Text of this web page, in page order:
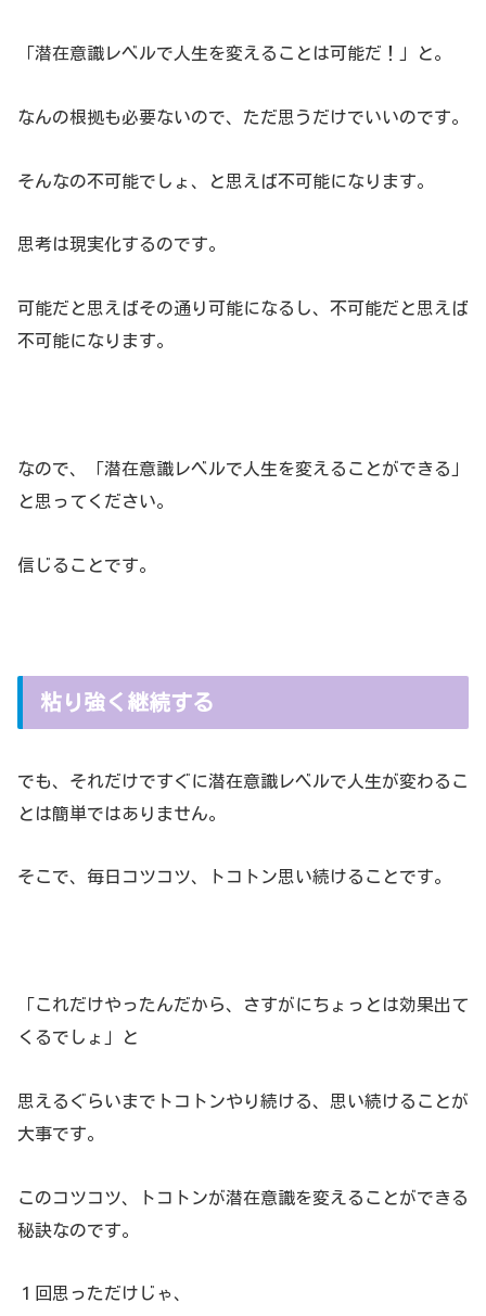
「潜在意識レベルで人生を変えることは可能だ！」と。
なんの根拠も必要ないので、ただ思うだけでいいのです。
そんなの不可能でしょ、と思えば不可能になります。
思考は現実化するのです。
可能だと思えばその通り可能になるし、不可能だと思えば
不可能になります。
なので、「潜在意識レベルで人生を変えることができる」
と思ってください。
信じることです。
粘り強く継続する
でも、それだけですぐに潜在意識レベルで人生が変わるこ
とは簡単ではありません。
そこで、毎日コツコツ、トコトン思い続けることです。
「これだけやったんだから、さすがにちょっとは効果出て
くるでしょ」と
思えるぐらいまでトコトンやり続ける、思い続けることが
大事です。
このコツコツ、トコトンが潜在意識を変えることができる
秘訣なのです。
１回思っただけじゃ、